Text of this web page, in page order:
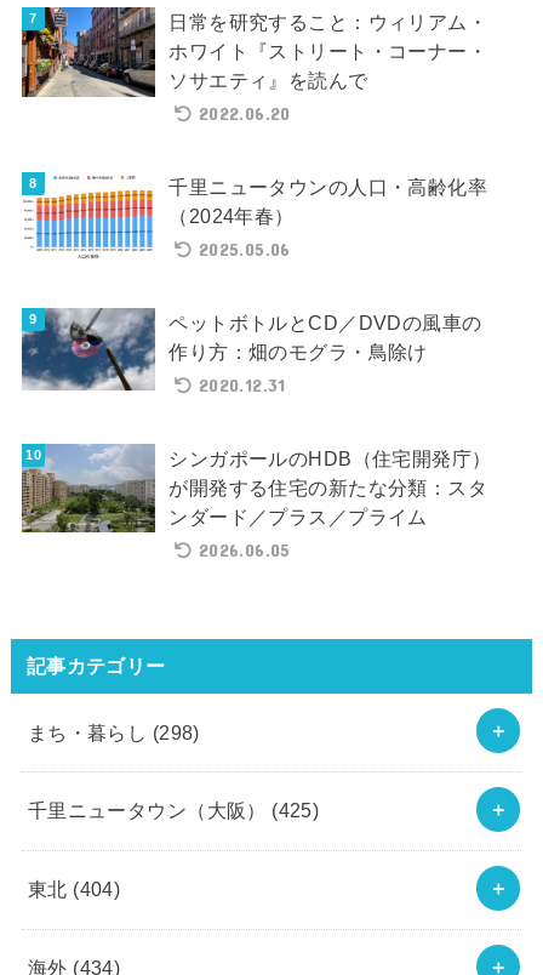
日常を研究すること：ウィリアム・
ホワイト『ストリート・コーナー・
ソサエティ』を読んで
2022.06.20
千里ニュータウンの人口・高齢化率
（2024年春）
2025.05.06
ペットボトルとCD／DVDの風車の
作り方：畑のモグラ・鳥除け
2020.12.31
シンガポールのHDB（住宅開発庁）
が開発する住宅の新たな分類：スタ
ンダード／プラス／プライム
2026.06.05
記事カテゴリー
まち・暮らし (298)
千里ニュータウン（大阪） (425)
東北 (404)
海外 (434)